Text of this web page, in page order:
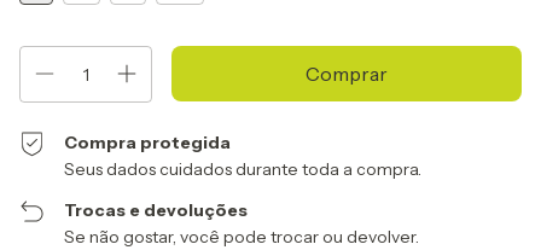
Compra protegida
Seus dados cuidados durante toda a compra.
Trocas e devoluções
Se não gostar, você pode trocar ou devolver.